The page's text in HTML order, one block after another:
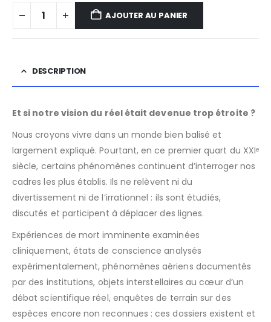
AJOUTER AU PANIER
DESCRIPTION
Et si notre vision du réel était devenue trop étroite ?
Nous croyons vivre dans un monde bien balisé et
largement expliqué. Pourtant, en ce premier quart du XXIᵉ
siècle, certains phénomènes continuent d’interroger nos
cadres les plus établis. Ils ne relèvent ni du
divertissement ni de l’irrationnel : ils sont étudiés,
discutés et participent à déplacer des lignes.
Expériences de mort imminente examinées
cliniquement, états de conscience analysés
expérimentalement, phénomènes aériens documentés
par des institutions, objets interstellaires au cœur d’un
débat scientifique réel, enquêtes de terrain sur des
espèces encore non reconnues : ces dossiers existent et